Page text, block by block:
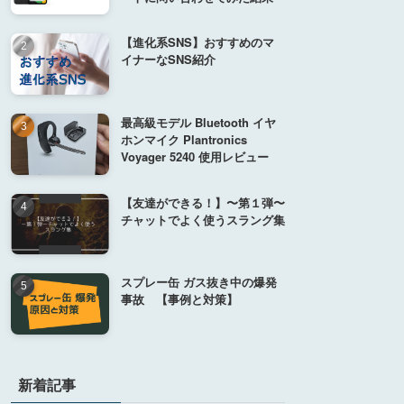
【進化系SNS】おすすめのマ
イナーなSNS紹介
最高級モデル Bluetooth イヤ
ホンマイク Plantronics
Voyager 5240 使用レビュー
【友達ができる！】〜第１弾〜
チャットでよく使うスラング集
スプレー缶 ガス抜き中の爆発
事故 【事例と対策】
新着記事